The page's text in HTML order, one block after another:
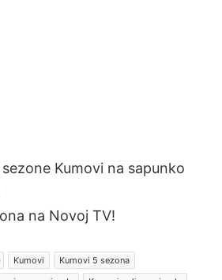
Kumovi na sapunko
na Novoj TV!
Kumovi
Kumovi 5 sezona